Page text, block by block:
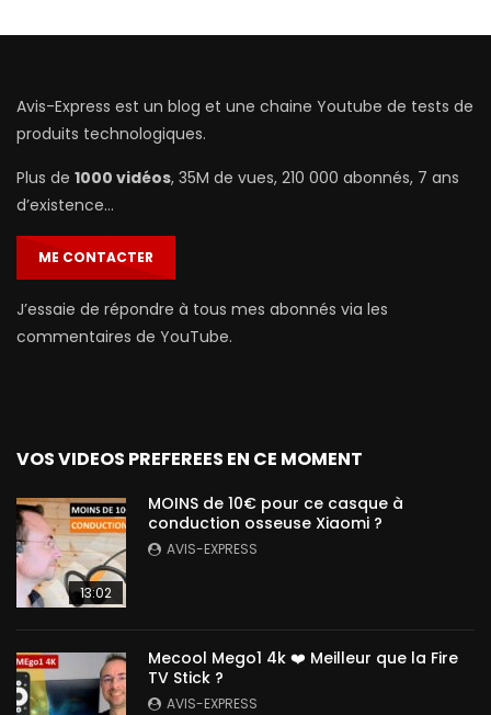
Avis-Express est un blog et une chaine Youtube de tests de
produits technologiques.
Plus de 1000 vidéos, 35M de vues, 210 000 abonnés, 7 ans
d’existence…
ME CONTACTER
J’essaie de répondre à tous mes abonnés via les
commentaires de YouTube.
VOS VIDEOS PREFEREES EN CE MOMENT
13:02
MOINS de 10€ pour ce casque à
conduction osseuse Xiaomi ?
AVIS-EXPRESS
Mecool Mego1 4k ❤️ Meilleur que la Fire
TV Stick ?
AVIS-EXPRESS